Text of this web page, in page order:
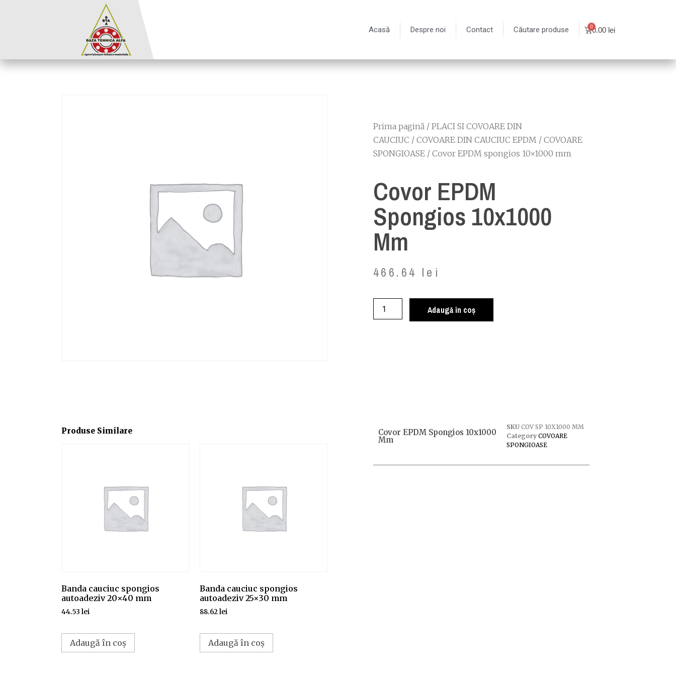
Acasă Despre noi Contact Căutare produse 0.00 lei
Prima pagină / PLACI SI COVOARE DIN
CAUCIUC / COVOARE DIN CAUCIUC EPDM / COVOARE
SPONGIOASE / Covor EPDM spongios 10×1000 mm
Covor EPDM
Spongios 10x1000
Mm
466.64 lei
Adaugă în coș
Produse Similare
Banda cauciuc spongios
autoadeziv 20×40 mm
44.53 lei
Adaugă în coș
Banda cauciuc spongios
autoadeziv 25×30 mm
88.62lei
Adaugă în coș
Covor EPDM Spongios 10x1000
Mm
SKU COV SP 10X1000 MM
Category COVOARE
SPONGIOASE